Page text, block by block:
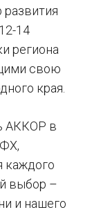
14
региона
свою
края.
АККОР в
каждого
выбор –
и нашего